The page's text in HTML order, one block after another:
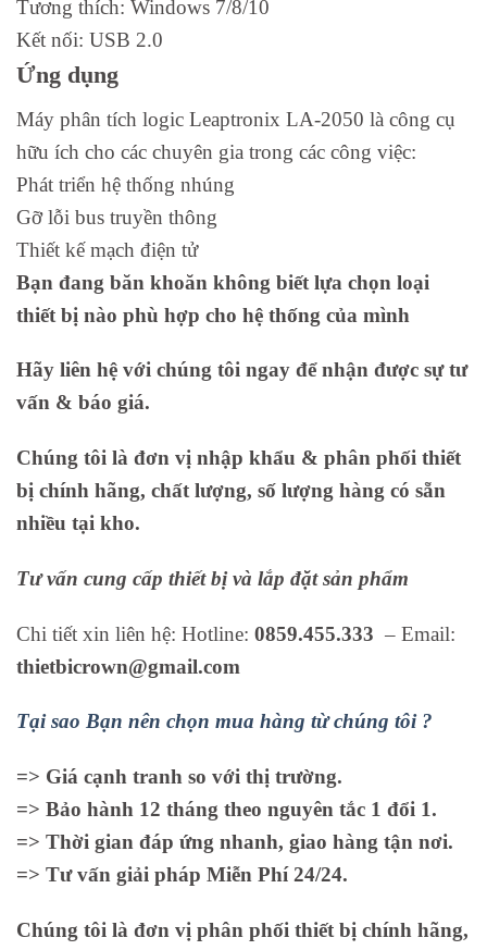
Tương thích: Windows 7/8/10
Kết nối: USB 2.0
Ứng dụng
Máy phân tích logic Leaptronix LA-2050 là công cụ
hữu ích cho các chuyên gia trong các công việc:
Phát triển hệ thống nhúng
Gỡ lỗi bus truyền thông
Thiết kế mạch điện tử
Bạn đang băn khoăn không biết lựa chọn loại
thiết bị nào phù hợp cho hệ thống của mình
Hãy liên hệ với chúng tôi ngay để nhận được sự tư
vấn & báo giá.
Chúng tôi là đơn vị nhập khẩu & phân phối thiết
bị chính hãng, chất lượng, số lượng hàng có sẵn
nhiều tại kho.
Tư vấn cung cấp thiết bị và lắp đặt sản phẩm
Chi tiết xin liên hệ: Hotline: 0859.455.333 – Email:
thietbicrown@gmail.com
Tại sao Bạn nên chọn mua hàng từ chúng tôi ?
=> Giá cạnh tranh so với thị trường.
=> Bảo hành 12 tháng theo nguyên tắc 1 đổi 1.
=> Thời gian đáp ứng nhanh, giao hàng tận nơi.
=> Tư vấn giải pháp Miễn Phí 24/24.
Chúng tôi là đơn vị phân phối thiết bị chính hãng,